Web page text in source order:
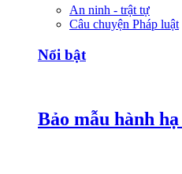
An ninh - trật tự
Câu chuyện Pháp luật
Nổi bật
Bảo mẫu hành